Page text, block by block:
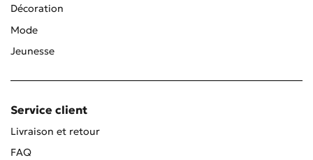
Décoration
Mode
Jeunesse
Service client
Livraison et retour
FAQ